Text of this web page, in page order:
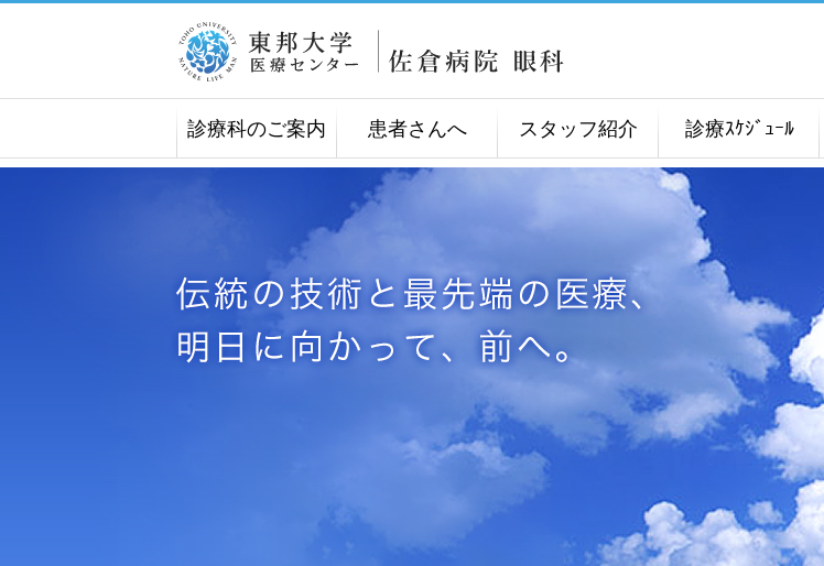
診療科のご案内 患者さんへ スタッフ紹介 診療ｽｹｼﾞｭｰﾙ